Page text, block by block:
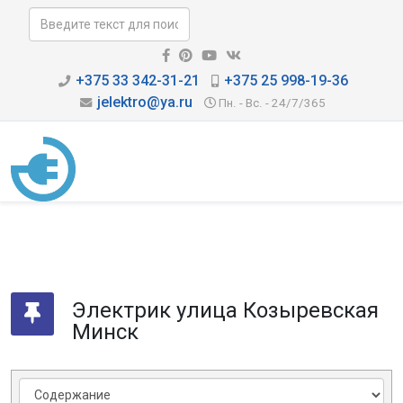
+375 33 342-31-21
+375 25 998-19-36
jelektro@ya.ru
Пн. - Вс. - 24/7/365
Электрик улица Козыревская
Минск